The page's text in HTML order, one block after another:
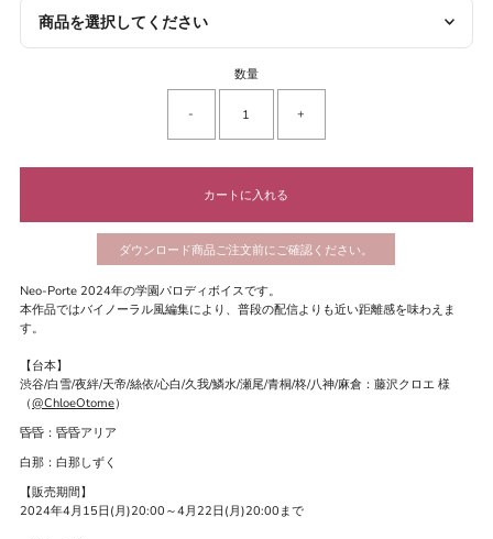
商品を選択してください
数量
- +
ダウンロード商品ご注文前にご確認ください。
Neo-Porte 2024年の学園パロディボイスです。
本作品ではバイノーラル風編集により、普段の配信よりも近い距離感を味わえま
す。
【台本】
渋谷/白雪/夜絆/天帝/絲依/心白/久我/鱗水/瀬尾/青桐/柊/八神/麻倉：藤沢クロエ 様
（@ChloeOtome）
昏昏：昏昏アリア
白那：白那しずく
【販売期間】
2024年4月15日(月)20:00～4月22日(月)20:00まで